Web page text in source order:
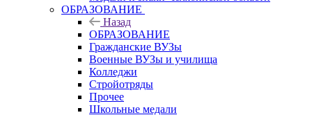
ОБРАЗОВАНИЕ
Назад
ОБРАЗОВАНИЕ
Гражданские ВУЗы
Военные ВУЗы и училища
Колледжи
Стройотряды
Прочее
Школьные медали